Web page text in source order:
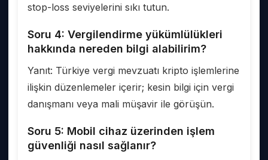
stop-loss seviyelerini sıkı tutun.
Soru 4: Vergilendirme yükümlülükleri
hakkında nereden bilgi alabilirim?
Yanıt: Türkiye vergi mevzuatı kripto işlemlerine
ilişkin düzenlemeler içerir; kesin bilgi için vergi
danışmanı veya mali müşavir ile görüşün.
Soru 5: Mobil cihaz üzerinden işlem
güvenliği nasıl sağlanır?